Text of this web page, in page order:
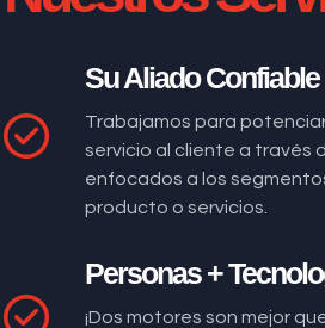
Su Aliado Confiable
Trabajamos para
servicio al cliente a través
enfocados a los
producto o servicios.
Personas +
¡Dos motores son mejor